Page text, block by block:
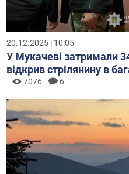
20.12.2025 | 10:05
У Мукачеві затримали
відкрив стрілянину в
7076 6